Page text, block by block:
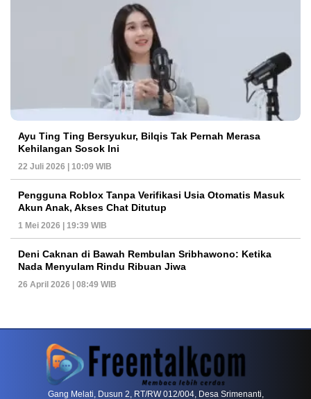
Ayu Ting Ting Bersyukur, Bilqis Tak Pernah Merasa
Kehilangan Sosok Ini
22 Juli 2026 | 10:09 WIB
Pengguna Roblox Tanpa Verifikasi Usia Otomatis Masuk
Akun Anak, Akses Chat Ditutup
1 Mei 2026 | 19:39 WIB
Deni Caknan di Bawah Rembulan Sribhawono: Ketika
Nada Menyulam Rindu Ribuan Jiwa
26 April 2026 | 08:49 WIB
PETIR800 LOGIN Baccarat Dan Evolusi Game Meja Digital
Gang Melati, Dusun 2, RT/RW 012/004, Desa Srimenanti,